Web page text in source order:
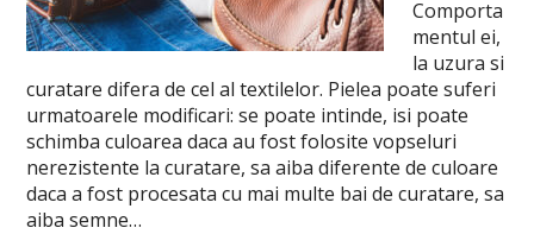
Comporta
mentul ei,
la uzura si
curatare difera de cel al textilelor. Pielea poate suferi
urmatoarele modificari: se poate intinde, isi poate
schimba culoarea daca au fost folosite vopseluri
nerezistente la curatare, sa aiba diferente de culoare
daca a fost procesata cu mai multe bai de curatare, sa
aiba semne…